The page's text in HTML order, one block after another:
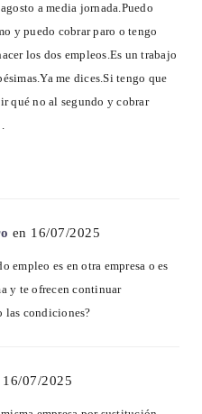
a media jornada.Puedo
y puedo cobrar paro o tengo
los dos empleos.Es un trabajo
me dices.Si tengo que
qué no al segundo y cobrar
en 16/07/2025
empleo es en otra empresa o es
y te ofrecen continuar
las condiciones?
16/07/2025